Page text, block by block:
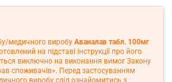
медичного виробу Аваналав табл. 100мг
на підставі інструкції про його
виключно на виконання вимог Закону
споживачів». Перед застосуванням
виробу слід ознайомитись з